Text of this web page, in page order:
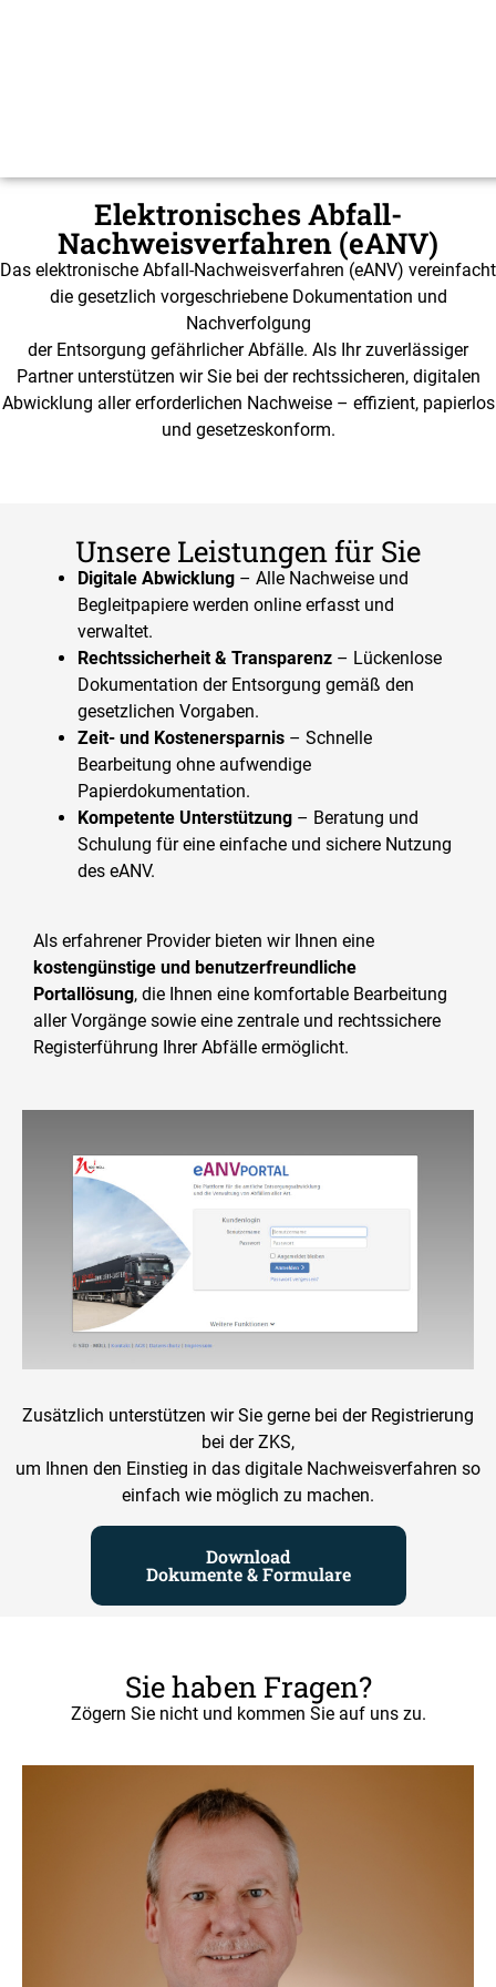
Elektronisches Abfall-
Nachweisverfahren (eANV)
Das elektronische Abfall-Nachweisverfahren (eANV) vereinfacht
die gesetzlich vorgeschriebene Dokumentation und
Nachverfolgung
der Entsorgung gefährlicher Abfälle. Als Ihr zuverlässiger
Partner unterstützen wir Sie bei der rechtssicheren, digitalen
Abwicklung aller erforderlichen Nachweise – effizient, papierlos
und gesetzeskonform.
Unsere Leistungen für Sie
Digitale Abwicklung – Alle Nachweise und
Begleitpapiere werden online erfasst und
verwaltet.​
Rechtssicherheit & Transparenz – Lückenlose
Dokumentation der Entsorgung gemäß den
gesetzlichen Vorgaben.​
Zeit- und Kostenersparnis – Schnelle
Bearbeitung ohne aufwendige
Papierdokumentation.​
Kompetente Unterstützung – Beratung und
Schulung für eine einfache und sichere Nutzung
des eANV.​
Als erfahrener Provider bieten wir Ihnen eine
kostengünstige und benutzerfreundliche
Portallösung, die Ihnen eine komfortable Bearbeitung
aller Vorgänge sowie eine zentrale und rechtssichere
Registerführung Ihrer Abfälle ermöglicht.​
Zusätzlich unterstützen wir Sie gerne bei der Registrierung
bei der ZKS,
um Ihnen den Einstieg in das digitale Nachweisverfahren so
einfach wie möglich zu machen.
Download
Dokumente & Formulare
Sie haben Fragen?
Zögern Sie nicht und kommen Sie auf uns zu.